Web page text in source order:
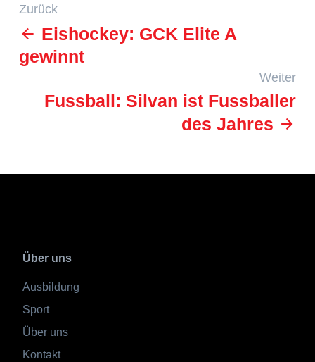
Zurück
Eishockey: GCK Elite A
gewinnt
Weiter
Fussball: Silvan ist Fussballer
des Jahres
Über uns
Ausbildung
Sport
Über uns
Kontakt